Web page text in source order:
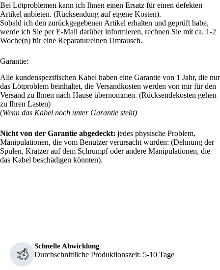
Bei Lötproblemen kann ich Ihnen einen Ersatz für einen defekten
Artikel anbieten. (Rücksendung auf eigene Kosten).
Sobald ich den zurückgegebenen Artikel erhalten und geprüft habe,
werde ich Sie per E-Mail darüber informieren, rechnen Sie mit ca. 1-2
Woche(n) für eine Reparatur/einen Umtausch.
Garantie:
Alle kundenspezifischen Kabel haben eine Garantie von 1 Jahr, die nur
das Lötproblem beinhaltet, die Versandkosten werden von mir für den
Versand zu Ihnen nach Hause übernommen. (Rücksendekosten gehen
zu Ihren Lasten)
(Wenn das Kabel noch unter Garantie steht)
Nicht von der Garantie abgedeckt: jedes physische Problem,
Manipulationen, die vom Benutzer verursacht wurden: (Dehnung der
Spulen, Kratzer auf dem Schrumpf oder andere Manipulationen, die
das Kabel beschädigen könnten).
Schnelle Abwicklung
Durchschnittliche Produktionszeit: 5-10 Tage